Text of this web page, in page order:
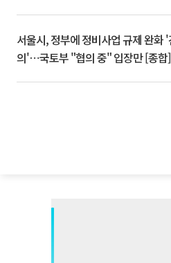
서울시, 정부에 정비사업 규제 완화 '
의'⋯국토부 "협의 중" 입장만 [종합]